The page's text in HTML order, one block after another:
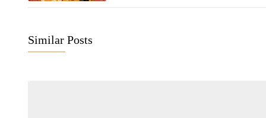
Similar Posts